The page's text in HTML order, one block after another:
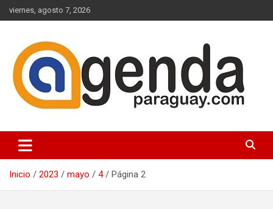
Saltar
al
viernes, agosto 7, 2026
Agenda Paraguay
Inicio 2023 mayo 4 Página 2